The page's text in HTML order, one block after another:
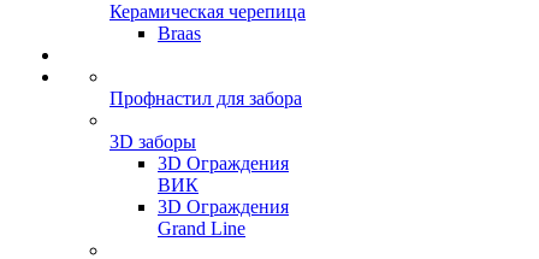
Керамическая черепица
Braas
Профнастил для забора
3D заборы
3D Ограждения
ВИК
3D Ограждения
Grand Line